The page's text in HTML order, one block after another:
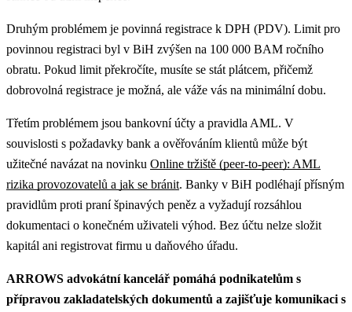
Druhým problémem je povinná registrace k DPH (PDV). Limit pro
povinnou registraci byl v BiH zvýšen na 100 000 BAM ročního
obratu. Pokud limit překročíte, musíte se stát plátcem, přičemž
dobrovolná registrace je možná, ale váže vás na minimální dobu.
Třetím problémem jsou bankovní účty a pravidla AML. V
souvislosti s požadavky bank a ověřováním klientů může být
užitečné navázat na novinku Online tržiště (peer-to-peer): AML
rizika provozovatelů a jak se bránit. Banky v BiH podléhají přísným
pravidlům proti praní špinavých peněz a vyžadují rozsáhlou
dokumentaci o konečném uživateli výhod. Bez účtu nelze složit
kapitál ani registrovat firmu u daňového úřadu.
ARROWS advokátní kancelář pomáhá podnikatelům s
přípravou zakladatelských dokumentů a zajišťuje komunikaci s